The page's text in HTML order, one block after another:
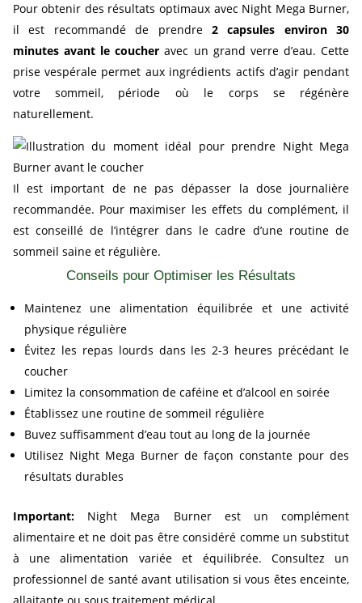
Pour obtenir des résultats optimaux avec Night Mega Burner,
il est recommandé de prendre 2 capsules environ 30
minutes avant le coucher avec un grand verre d’eau. Cette
prise vespérale permet aux ingrédients actifs d’agir pendant
votre sommeil, période où le corps se régénère
naturellement.
Il est important de ne pas dépasser la dose journalière
recommandée. Pour maximiser les effets du complément, il
est conseillé de l’intégrer dans le cadre d’une routine de
sommeil saine et régulière.
Conseils pour Optimiser les Résultats
Maintenez une alimentation équilibrée et une activité
physique régulière
Évitez les repas lourds dans les 2-3 heures précédant le
coucher
Limitez la consommation de caféine et d’alcool en soirée
Établissez une routine de sommeil régulière
Buvez suffisamment d’eau tout au long de la journée
Utilisez Night Mega Burner de façon constante pour des
résultats durables
Important:Night Mega Burner est un complément
alimentaire et ne doit pas être considéré comme un substitut
à une alimentation variée et équilibrée. Consultez un
professionnel de santé avant utilisation si vous êtes enceinte,